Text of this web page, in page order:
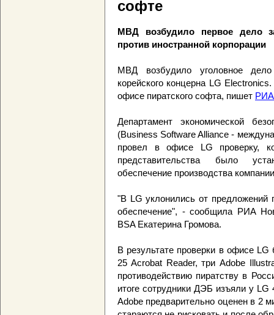
софте
МВД возбудило первое дело
против иностранной корпорации
МВД возбудило уголовное дело
корейского концерна LG
офисе пиратского софта, пишет РИА
Департамент экономической
(Business Software Alliance -
провел в офисе LG проверку,
представительства было
обеспечение производства
"В LG уклонились от предложений
обеспечение", - сообщила РИА
BSA Екатерина Громова.
В результате проверки в офисе
25 Acrobat Reader, три Adobe
противодействию пиратству в
итоге сотрудники ДЭБ изъяли у
Adobe предварительно оценен в 2